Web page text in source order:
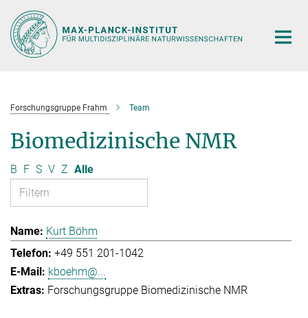
Hauptinhalt
Forschungsgruppe Frahm Team
Biomedizinische NMR
B F S V Z Alle
Kurt Böhm
+49 551 201-1042
kboehm@...
Forschungsgruppe Biomedizinische NMR